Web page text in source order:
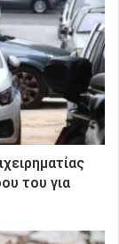
του για